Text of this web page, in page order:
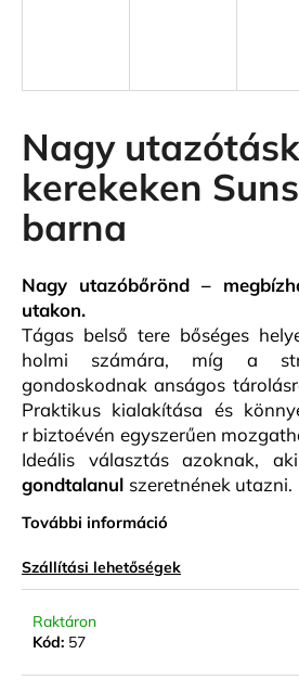
Nagy
kerekeken
barna
Nagy utazóbőrönd –
utakon.
Tágas belső tere bőséges
holmi számára, míg a
gondoskodnak anságos
Praktikus kialakítása és
r biztoévén egyszerűen
Ideális választás azoknak,
gondtalanul szeretnének utazni.
További információ
Szállítási lehetőségek
Raktáron
Kód: 57
j
n
l
u
k
KIS
MÉRETŰ
KABINBŐRÖND
SZÜRKE
SZÍNBEN
EXKLUZÍV
23
440
Ft